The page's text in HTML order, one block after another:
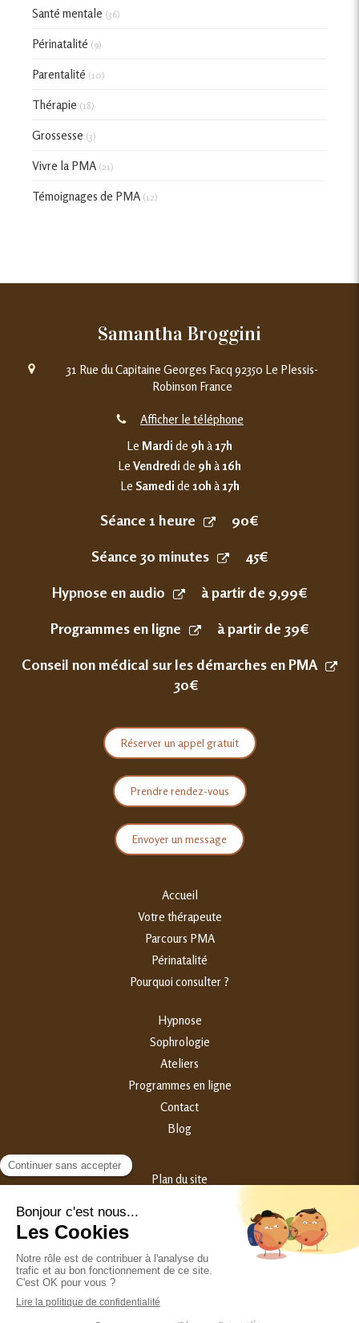
Santé mentale (36)
Périnatalité (9)
Parentalité (10)
Thérapie (18)
Grossesse (3)
Vivre la PMA (21)
Témoignages de PMA (12)
Samantha Broggini
31 Rue du Capitaine Georges Facq 92350 Le Plessis-
Robinson France
Afficher le téléphone
Le Mardi de 9h à17h
Le Vendredi de 9h à16h
Le Samedi de 10h à17h
Séance 1 heure 90€
Séance 30 minutes 45€
Hypnose en audio à partir de 9,99€
Programmes en ligne à partir de 39€
Conseil non médical sur les démarches en PMA
30€
Réserver un appel gratuit
Prendre rendez-vous
Envoyer un message
Accueil
Votre thérapeute
Parcours PMA
Périnatalité
Pourquoi consulter ?
Hypnose
Sophrologie
Ateliers
Programmes en ligne
Contact
Blog
Plan du site
©2023 Samantha Broggini - Hypnothérapeute Périnatalité